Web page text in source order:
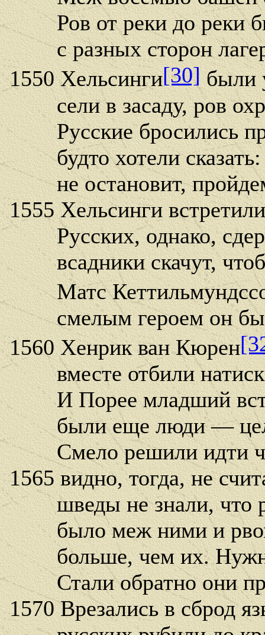
Ров от реки до реки
с разных сторон
1550 Хельсинги[30]были
сели в засаду, ров
Русские бросились
будто хотели сказать:
не остановит, пройдем
1555 Хельсинги
Русских, однако,
всадники скачут,
Матс
смелым героем он
1560 Хенрик ван Кюрен
вместе отбили натиск
И Порее младший
были еще люди —
Смело решили идти
1565 видно, тогда, не
шведы не знали, что
было меж ними и рвом
больше, чем их. Нужно
Стали обратно они
1570 Врезались в сброд